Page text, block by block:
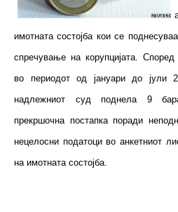
имотната состојба кои се
спречување на корупцијата.
во периодот од јануари до јули
надлежниот суд поднела 9
прекршочна постапка поради
нецелосни податоци во анкетниот
на имотната состојба.